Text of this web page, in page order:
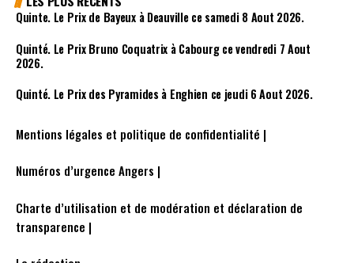
Quinte. Le Prix de Bayeux à Deauville ce samedi 8 Aout 2026.
Quinté. Le Prix Bruno Coquatrix à Cabourg ce vendredi 7 Aout
2026.
Quinté. Le Prix des Pyramides à Enghien ce jeudi 6 Aout 2026.
Mentions légales et politique de confidentialité |
Numéros d’urgence Angers |
Charte d’utilisation et de modération et déclaration de
transparence |